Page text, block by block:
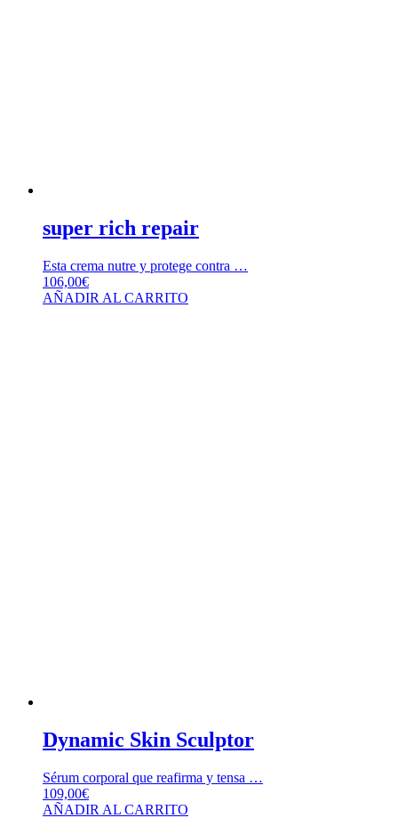
super rich repair
Esta crema nutre y protege contra …
106,00€
AÑADIR AL CARRITO
Dynamic Skin Sculptor
Sérum corporal que reafirma y tensa …
109,00€
AÑADIR AL CARRITO